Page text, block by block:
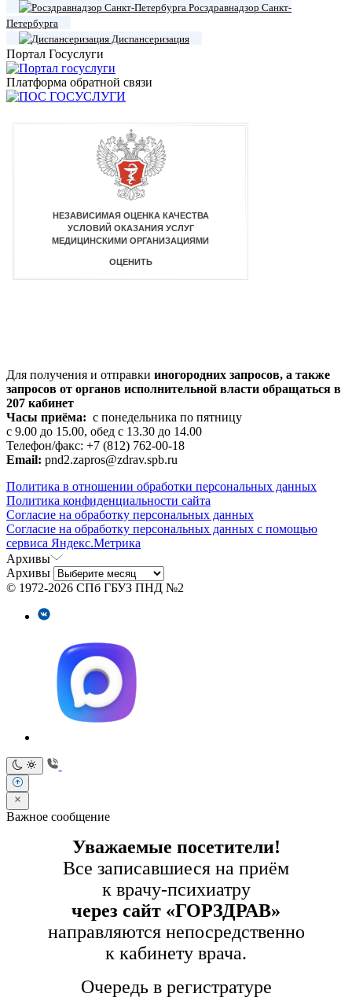
Росздравнадзор Санкт-
Петербурга
Диспансеризация
Портал Госуслуги
Платформа обратной связи
Для получения и отправки иногородних запросов, а также
запросов от органов исполнительной власти обращаться в
207 кабинет
Часы приёма: с понедельника по пятницу
с 9.00 до 15.00, обед с 13.30 до 14.00
Телефон/факс: +7 (812) 762-00-18
Email: pnd2.zapros@zdrav.spb.ru
Политика в отношении обработки персональных данных
Политика конфиденциальности сайта
Согласие на обработку персональных данных
Согласие на обработку персональных данных с помощью
сервиса Яндекс.Метрика
Архивы
Архивы
© 1972-2026 СПб ГБУЗ ПНД №2
Важное сообщение
Уважаемые посетители!
Все записавшиеся на приём
к врачу-психиатру
через сайт «ГОРЗДРАВ»
направляются непосредственно
к кабинету врача.
Очередь в регистратуре